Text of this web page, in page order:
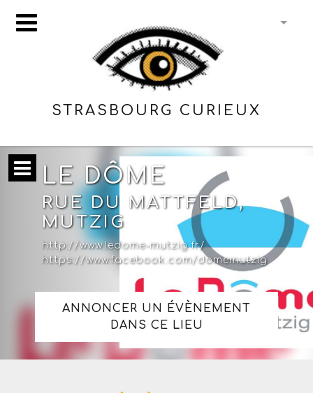
STRASBOURG CURIEUX
LE DÔME
RUE DU MATTFELD,
MUTZIG
http://www.ledome-mutzig.fr/
https://www.facebook.com/domemutzig
ANNONCER UN ÉVÈNEMENT
DANS CE LIEU